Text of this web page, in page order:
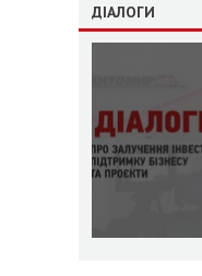
ДІАЛОГИ